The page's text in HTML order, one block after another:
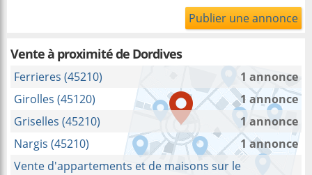
Publier une annonce
Vente à proximitéde Dordives
Ferrieres (45210)
1 annonce
Girolles (45120)
1 annonce
Griselles (45210)
1 annonce
Nargis (45210)
1 annonce
Vente d'appartements et de maisons sur le